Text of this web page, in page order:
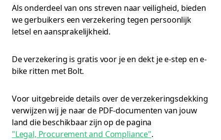
Als onderdeel van ons streven naar veiligheid, bieden
we gerbuikers een verzekering tegen persoonlijk
letsel en aansprakelijkheid.
De verzekering is gratis voor je en dekt je e-step en e-
bike ritten met Bolt.
Voor uitgebreide details over de verzekeringsdekking
verwijzen wij je naar de PDF-documenten van jouw
land die beschikbaar zijn op de pagina
"Legal, Procurement and Compliance".